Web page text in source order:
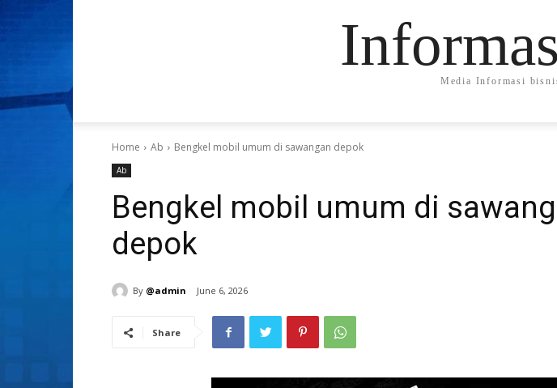
Media Informasi
Home Ab Bengkel mobil umum di sawangan depok
Ab
Bengkel mobil umum di
depok
By @admin June 6, 2026
Share